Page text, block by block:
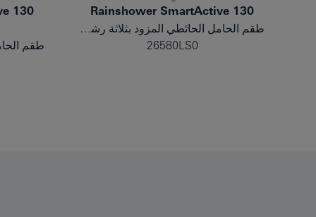
Rainshower SmartActive 130
طقم الحامل الحائطي المزود بثلاثة رشاشات
26580LS0
130